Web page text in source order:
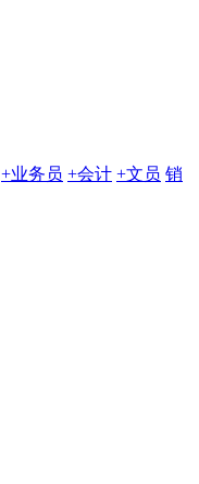
+业务员 +会计 +文员 销